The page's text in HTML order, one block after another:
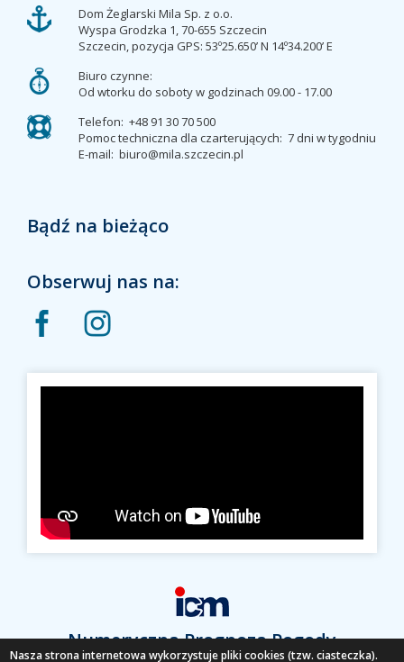
Dom Żeglarski Mila Sp. z o.o.
Wyspa Grodzka 1, 70-655 Szczecin
Szczecin, pozycja GPS: 53º25.650’ N 14º34.200’ E
Biuro czynne:
Od wtorku do soboty w godzinach 09.00 - 17.00
Telefon: +48 91 30 70 500
Pomoc techniczna dla czarterujących: 7 dni w tygodniu
E-mail: biuro@mila.szczecin.pl
Bądź na bieżąco
Obserwuj nas na:
Numeryczna Prognoza Pogody
Nasza strona internetowa wykorzystuje pliki cookies (tzw. ciasteczka).